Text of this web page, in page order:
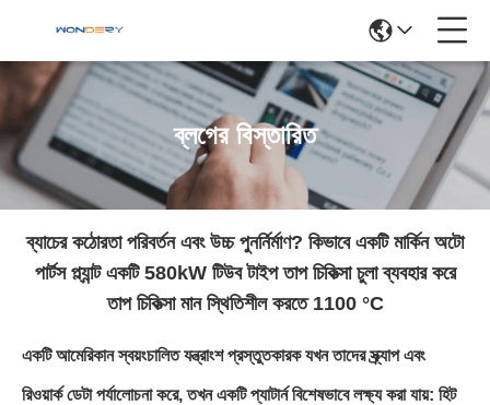
ব্লগের বিস্তারিত
ব্যাচের কঠোরতা পরিবর্তন এবং উচ্চ পুনর্নির্মাণ? কিভাবে একটি মার্কিন অটো
পার্টস প্ল্যান্ট একটি 580kW টিউব টাইপ তাপ চিকিত্সা চুলা ব্যবহার করে
তাপ চিকিত্সা মান স্থিতিশীল করতে 1100 °C
একটি আমেরিকান স্বয়ংচালিত যন্ত্রাংশ প্রস্তুতকারক যখন তাদের স্ক্র্যাপ এবং
রিওয়ার্ক ডেটা পর্যালোচনা করে, তখন একটি প্যাটার্ন বিশেষভাবে লক্ষ্য করা যায়: হিট